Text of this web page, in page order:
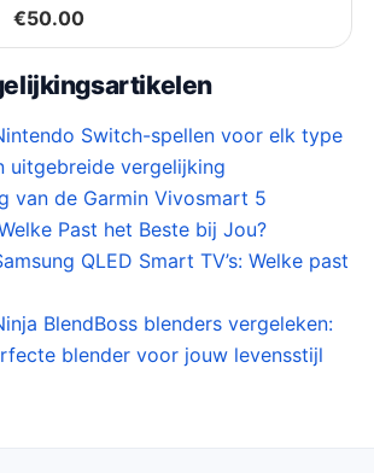
€50.00
Switch-spellen voor elk type
uitgebreide vergelijking
van de Garmin Vivosmart 5
Past het Beste bij Jou?
QLED Smart TV’s: Welke past
BlendBoss blenders vergeleken:
blender voor jouw levensstijl